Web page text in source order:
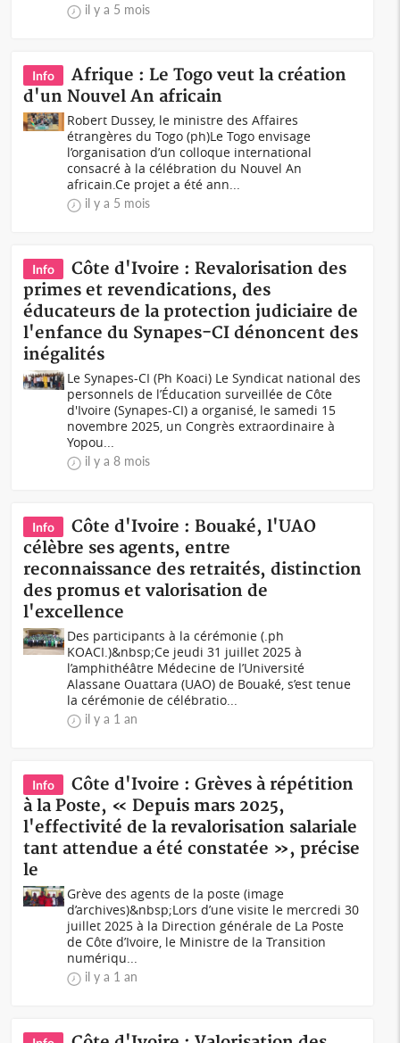
il y a 5 mois
Info
Afrique : Le Togo veut la création
d'un Nouvel An africain
Robert Dussey, le ministre des Affaires
étrangères du Togo (ph)Le Togo envisage
l’organisation d’un colloque international
consacré à la célébration du Nouvel An
africain.Ce projet a été ann...
il y a 5 mois
Info
Côte d'Ivoire : Revalorisation des
primes et revendications, des
éducateurs de la protection judiciaire de
l'enfance du Synapes-CI dénoncent des
inégalités
Le Synapes-CI (Ph Koaci) Le Syndicat national des
personnels de l’Éducation surveillée de Côte
d'Ivoire (Synapes-CI) a organisé, le samedi 15
novembre 2025, un Congrès extraordinaire à
Yopou...
il y a 8 mois
Info
Côte d'Ivoire : Bouaké, l'UAO
célèbre ses agents, entre
reconnaissance des retraités, distinction
des promus et valorisation de
l'excellence
Des participants à la cérémonie (.ph
KOACI.)&nbsp;Ce jeudi 31 juillet 2025 à
l’amphithéâtre Médecine de l’Université
Alassane Ouattara (UAO) de Bouaké, s’est tenue
la cérémonie de célébratio...
il y a 1 an
Info
Côte d'Ivoire : Grèves à répétition
à la Poste, « Depuis mars 2025,
l'effectivité de la revalorisation salariale
tant attendue a été constatée », précise
le
Grève des agents de la poste (image
d’archives)&nbsp;Lors d’une visite le mercredi 30
juillet 2025 à la Direction générale de La Poste
de Côte d’Ivoire, le Ministre de la Transition
numériqu...
il y a 1 an